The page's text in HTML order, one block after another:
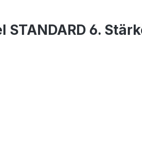
6.